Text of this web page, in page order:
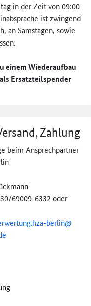
in der Zeit von 09:00
ist zwingend
an Samstagen, sowie
einem Wiederaufbau
Ersatzteilspender
Zahlung
beim Ansprechpartner
69009-6332 oder
berlin@